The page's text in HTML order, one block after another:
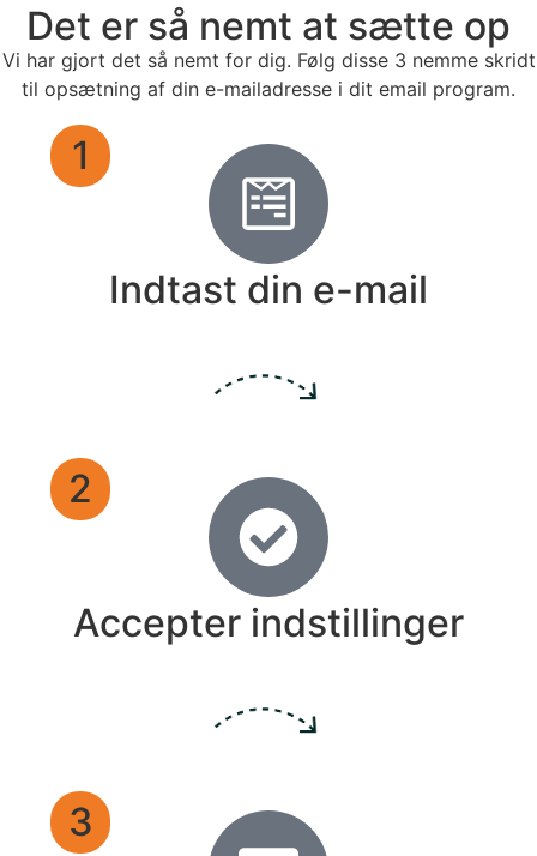
Det er så nemt at sætte op
Vi har gjort det så nemt for dig. Følg disse 3 nemme skridt
til opsætning af din e-mailadresse i dit email program.
1
Indtast din e-mail
2
Accepter indstillinger
3